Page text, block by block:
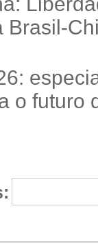
Brasil-
o futuro